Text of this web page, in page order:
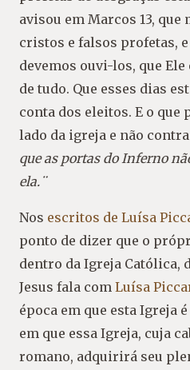
avisou em Marcos 13,
cristos e falsos profetas,
devemos ouvi-los, que
de tudo. Que esses dias
conta dos eleitos. E o que
lado da igreja e não
que as portas do Inferno
ela.¨
Nos escritos de Luísa
ponto de dizer que o
dentro da Igreja Católica,
Jesus fala com Luísa
época em que esta Igreja
em que essa Igreja, cuja
romano, adquirirá seu